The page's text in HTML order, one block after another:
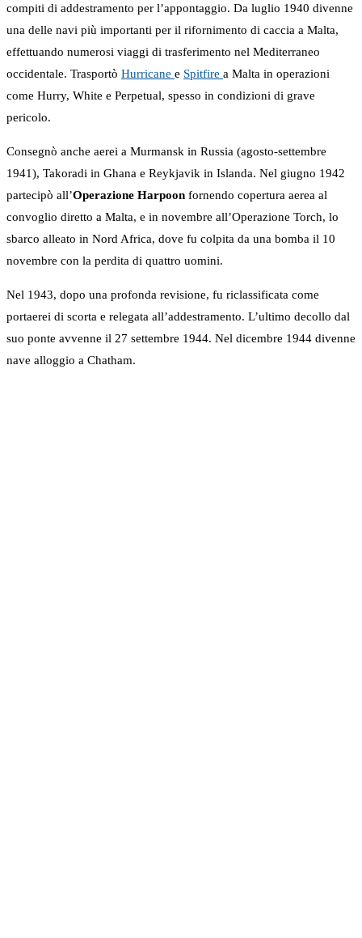
compiti di addestramento per l’appontaggio. Da luglio 1940 divenne
una delle navi più importanti per il rifornimento di caccia a Malta,
effettuando numerosi viaggi di trasferimento nel Mediterraneo
occidentale. Trasportò Hurricane e Spitfire a Malta in operazioni
come Hurry, White e Perpetual, spesso in condizioni di grave
pericolo.
Consegnò anche aerei a Murmansk in Russia (agosto-settembre
1941), Takoradi in Ghana e Reykjavik in Islanda. Nel giugno 1942
partecipò all’Operazione Harpoon fornendo copertura aerea al
convoglio diretto a Malta, e in novembre all’Operazione Torch, lo
sbarco alleato in Nord Africa, dove fu colpita da una bomba il 10
novembre con la perdita di quattro uomini.
Nel 1943, dopo una profonda revisione, fu riclassificata come
portaerei di scorta e relegata all’addestramento. L’ultimo decollo dal
suo ponte avvenne il 27 settembre 1944. Nel dicembre 1944 divenne
nave alloggio a Chatham.